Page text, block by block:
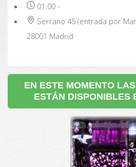
01:00-
Serrano 45 (entrada por
28001 Madrid
EN ESTE MOMENTO
ESTÁN DISPONIBLES